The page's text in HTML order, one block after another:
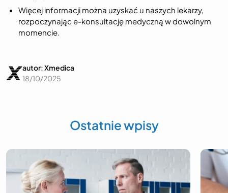
Więcej informacji można uzyskać u naszych lekarzy,
rozpoczynając e-konsultację medyczną w dowolnym
momencie.
autor: Xmedica
18/10/2025
Ostatnie wpisy